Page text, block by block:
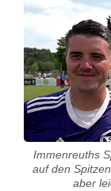
r
e
i
s
k
Immenreuths
auf den
aber